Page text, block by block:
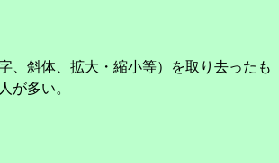
、斜体、拡大・縮小等）を取り去ったも
が多い。